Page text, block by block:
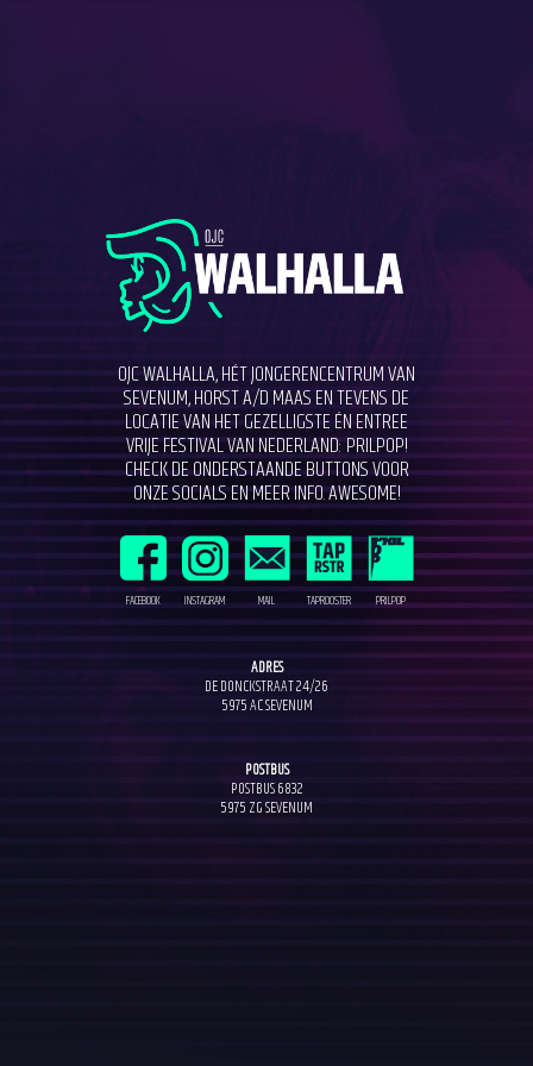
OJC WALHALLA, HÉT JONGERENCENTRUM VAN
SEVENUM, HORST A/D MAAS EN TEVENS DE
LOCATIE VAN HET GEZELLIGSTE ÉN ENTREE
VRIJE FESTIVAL VAN NEDERLAND: PRILPOP!
CHECK DE ONDERSTAANDE BUTTONS VOOR
ONZE SOCIALS EN MEER INFO. AWESOME!
FACEBOOK INSTAGRAM MAIL TAPROOSTER PRILPOP
ADRES
DE DONCKSTRAAT 24/26
5975 AC SEVENUM
POSTBUS
POSTBUS 6832
5975 ZG SEVENUM